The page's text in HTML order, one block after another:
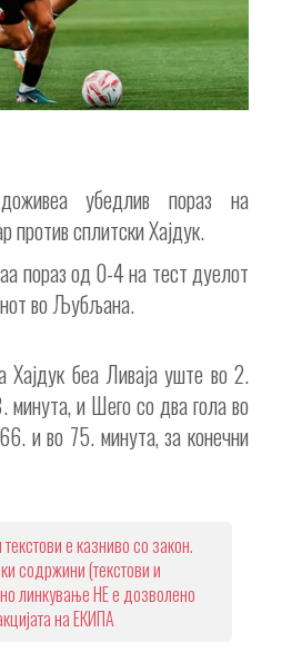
убедлив пораз на
против сплитски Хајдук.
пораз од 0-4 на тест дуелот
во Љубљана.
Хајдук беа Ливаја уште во 2.
и Шего со два гола во
и во 75. минута, за конечни
е казниво со закон.
содржини (текстови и
линкување НЕ е дозволено
на ЕКИПА